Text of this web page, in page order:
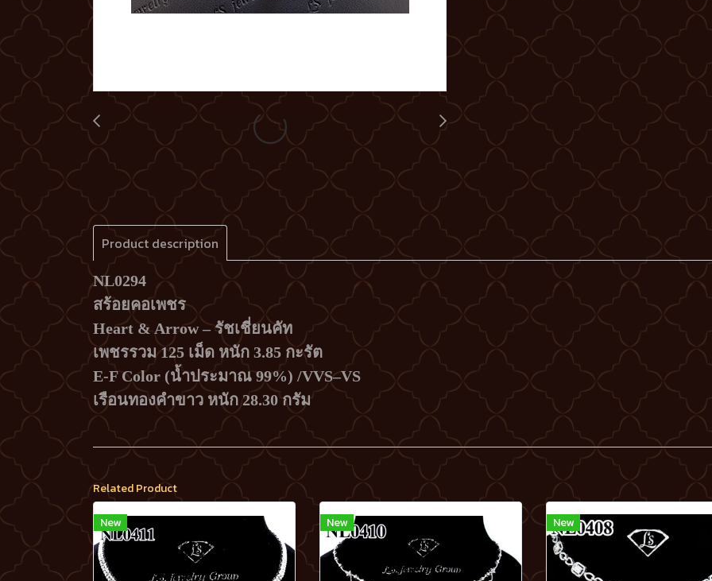
Product description
NL0294
สร้อยคอเพชร
Heart & Arrow – รัชเชี่ยนคัท
เพชรรวม 125 เม็ด หนัก 3.85 กะรัต
E-F Color (น้ำประมาณ 99%) /VVS–VS
เรือนทองคำขาว หนัก 28.30 กรัม
Related Product
New New New